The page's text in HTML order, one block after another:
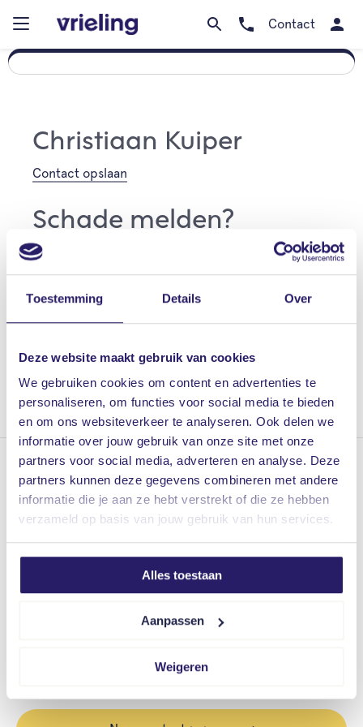
Toestemming Details Over
Deze website maakt gebruik van cookies
We gebruiken cookies om content en advertenties te
personaliseren, om functies voor social media te bieden
en om ons websiteverkeer te analyseren. Ook delen we
informatie over jouw gebruik van onze site met onze
partners voor social media, adverteren en analyse. Deze
partners kunnen deze gegevens combineren met andere
informatie die je aan ze hebt verstrekt of die ze hebben
verzameld op basis van jouw gebruik van hun services.
Alles toestaan
Aanpassen
Weigeren
Contact
Christiaan Kuiper
Contact opslaan
Schade melden?
Meld eenvoudig en snel jouw schade online
Klik hier
wijziging
Klik hier
Dedemsvaart
Langewijk 47, 7701 AB Dedemsvaart
op afspraak zijn onze kantoren geopend
Hardenberg
Stelling 5, 7773 ND Hardenberg
Eekwal 31, 8011 LB Zwolle